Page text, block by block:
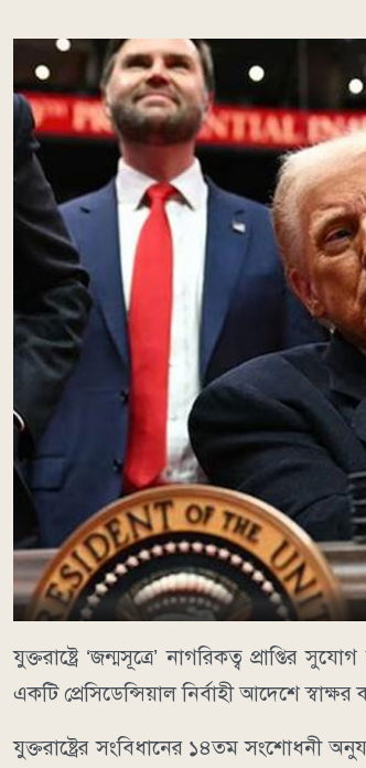
যুক্তরাষ্ট্রে ‘জন্মসূত্রে’ নাগরিকত্ব প্রাপ্তির
একটি প্রেসিডেন্সিয়াল নির্বাহী আদেশে
যুক্তরাষ্ট্রের সংবিধানের ১৪তম সংশোধনী